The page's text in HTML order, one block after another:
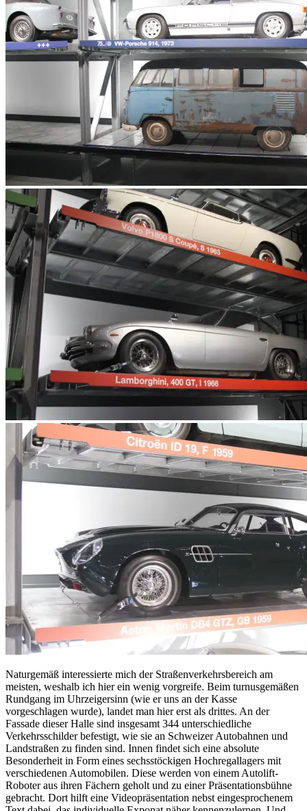
Naturgemäß interessierte mich der Straßenverkehrsbereich am
meisten, weshalb ich hier ein wenig vorgreife. Beim turnusgemäßen
Rundgang im Uhrzeigersinn (wie er uns an der Kasse
vorgeschlagen wurde), landet man hier erst als drittes. An der
Fassade dieser Halle sind insgesamt 344 unterschiedliche
Verkehrsschilder befestigt, wie sie an Schweizer Autobahnen und
Landstraßen zu finden sind. Innen findet sich eine absolute
Besonderheit in Form eines sechsstöckigen Hochregallagers mit
verschiedenen Automobilen. Diese werden von einem Autolift-
Roboter aus ihren Fächern geholt und zu einer Präsentationsbühne
gebracht. Dort hilft eine Videopräsentation nebst eingesprochenem